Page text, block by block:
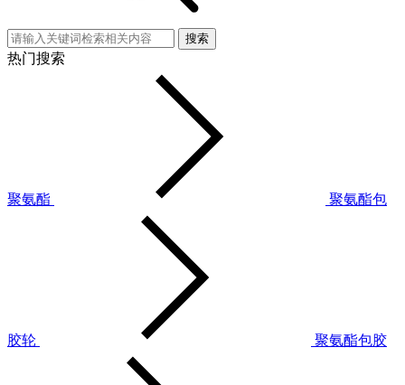
搜索
热门搜索
聚氨酯 聚氨酯包
胶轮 聚氨酯包胶